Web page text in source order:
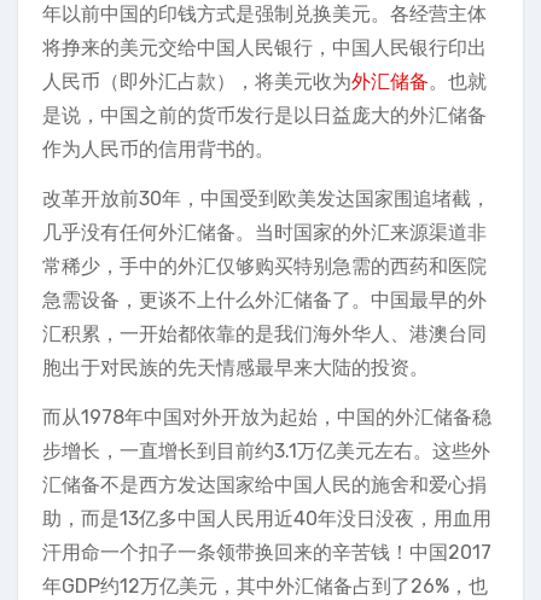
年以前中国的印钱方式是强制兑换美元。各经营主体
将挣来的美元交给中国人民银行，中国人民银行印出
人民币（即外汇占款），将美元收为外汇储备。也就
是说，中国之前的货币发行是以日益庞大的外汇储备
作为人民币的信用背书的。
改革开放前30年，中国受到欧美发达国家围追堵截，
几乎没有任何外汇储备。当时国家的外汇来源渠道非
常稀少，手中的外汇仅够购买特别急需的西药和医院
急需设备，更谈不上什么外汇储备了。中国最早的外
汇积累，一开始都依靠的是我们海外华人、港澳台同
胞出于对民族的先天情感最早来大陆的投资。
而从1978年中国对外开放为起始，中国的外汇储备稳
步增长，一直增长到目前约3.1万亿美元左右。这些外
汇储备不是西方发达国家给中国人民的施舍和爱心捐
助，而是13亿多中国人民用近40年没日没夜，用血用
汗用命一个扣子一条领带换回来的辛苦钱！中国2017
年GDP约12万亿美元，其中外汇储备占到了26%，也